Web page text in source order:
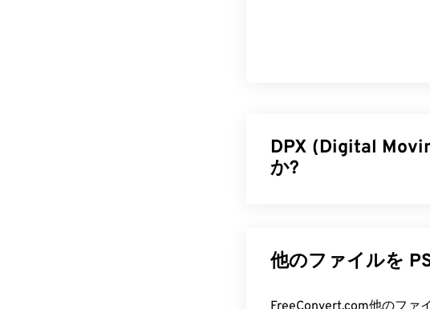
DPX (Digital
か?
フィルム画像を画質を損な
改良されたKodakラスター
他のファイルを